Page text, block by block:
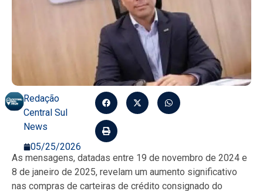
Redação
Central Sul
News
05/25/2026
As mensagens, datadas entre 19 de novembro de 2024 e
8 de janeiro de 2025, revelam um aumento significativo
nas compras de carteiras de crédito consignado do